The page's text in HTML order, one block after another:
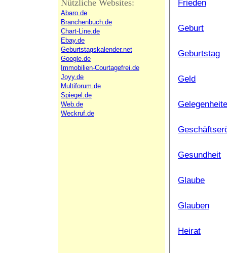
Nützliche Websites:
Abaro.de
Branchenbuch.de
Chart-Line.de
Ebay.de
Geburtstagskalender.net
Google.de
Immobilien-Courtagefrei.de
Joyy.de
Multiforum.de
Spiegel.de
Web.de
Weckruf.de
Frieden
Geburt
Geburtstag
Geld
Gesundheit
Glaube
Glauben
Heirat